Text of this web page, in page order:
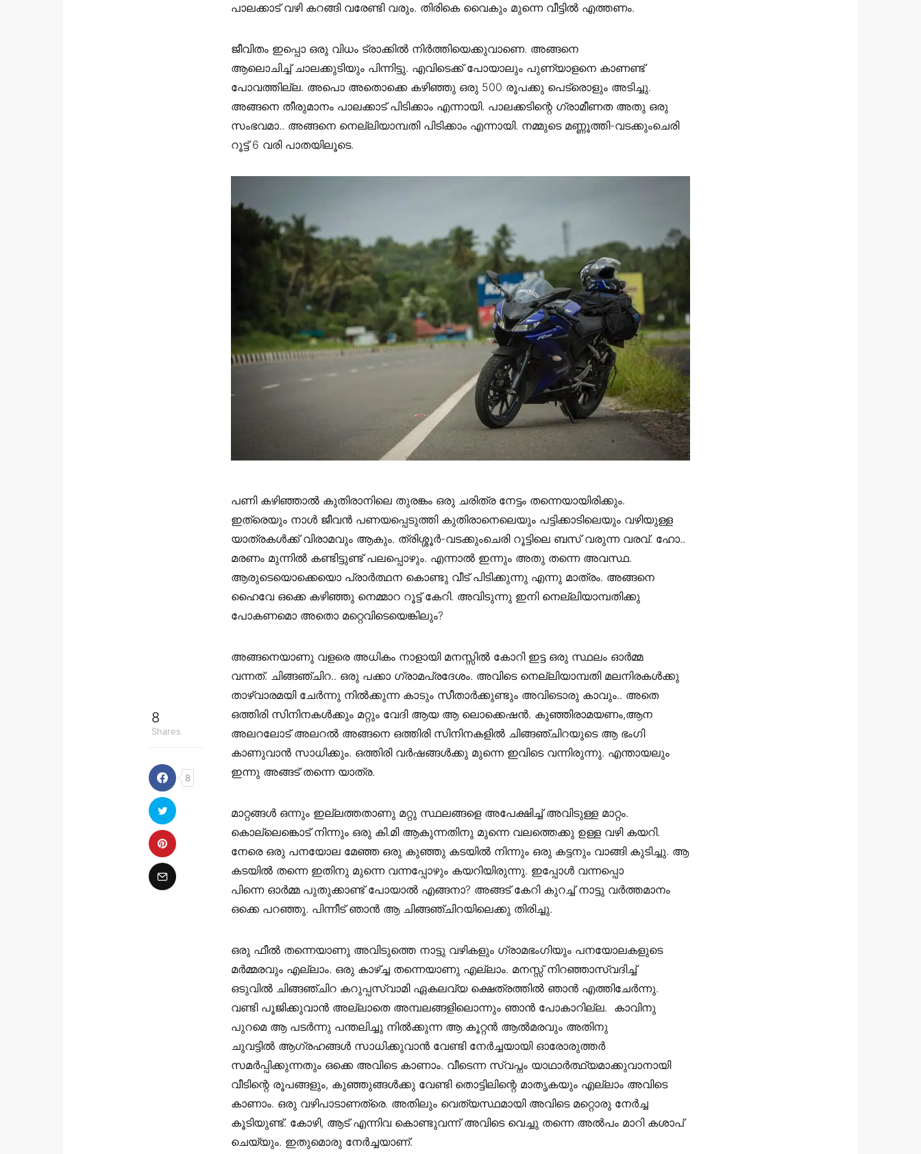
8
Shares
8
പാലക്കാട്‌ വഴി കറങ്ങി വരേണ്ടി വരും. തിരികെ വൈകും മുന്നെ വീട്ടിൽ എത്തണം.
ജീവിതം ഇപ്പൊ ഒരു വിധം ട്രാക്കിൽ നിർത്തിയെക്കുവാണെ. അങ്ങനെ
ആലൊചിച്ച് ചാലക്കുടിയും പിന്നിട്ടു. എവിടെക്ക്‌ പോയാലും പുണ്യാളനെ കാണണ്ട്‌
പോവത്തില്ല. അപൊ അതൊക്കെ കഴിഞ്ഞു ഒരു 500 രൂപക്കു പെട്രൊളും അടിച്ചു.
അങ്ങനെ തീരുമാനം പാലക്കാട്‌ പിടിക്കാം എന്നായി. പാലക്കടിന്റെ ഗ്രാമീണത അതു ഒരു
സംഭവമാ.. അങ്ങനെ നെല്ലിയാമ്പതി പിടിക്കാം എന്നായി. നമ്മുടെ മണ്ണൂത്തി-വടക്കുംചെരി
റൂട്ട്‌ 6 വരി പാതയിലൂടെ.
പണി കഴിഞ്ഞാൽ കുതിരാനിലെ തുരങ്കം ഒരു ചരിത്ര നേട്ടം തന്നെയായിരിക്കും.
ഇത്രെയും നാൾ ജീവൻ പണയപ്പെടുത്തി കുതിരാനെലെയും പട്ടിക്കാടിലെയും വഴിയുള്ള
യാത്രകൾക്ക്‌ വിരാമവും ആകും. ത്രിശ്ശൂർ-വടക്കുംചെരി റൂട്ടിലെ ബസ്‌ വരുന്ന വരവ്‌. ഹോ..
മരണം മുന്നിൽ കണ്ടിട്ടുണ്ട്‌ പലപ്പൊഴും. എന്നാൽ ഇന്നും അതു തന്നെ അവസ്ഥ.
ആരുടെയൊക്കെയൊ പ്രാർത്ഥന കൊണ്ടു വീട്‌ പിടിക്കുന്നു എന്നു മാത്രം. അങ്ങനെ
ഹൈവേ ഒക്കെ കഴിഞ്ഞു നെമ്മാറ റൂട്ട്‌ കേറി. അവിടുന്നു ഇനി നെല്ലിയാമ്പതിക്കു
പോകണമൊ അതൊ മറ്റെവിടെയെങ്കിലും?
അങ്ങനെയാണു വളരെ അധികം നാളായി മനസ്സിൽ കോറി ഇട്ട ഒരു സ്ഥലം ഓർമ്മ
വന്നത്. ചിങ്ങഞ്ചിറ.. ഒരു പക്കാ ഗ്രാമപ്രദേശം. അവിടെ നെല്ലിയാമ്പതി മലനിരകൾക്കു
താഴ്‌വാരമയി ചേർന്നു നിൽക്കുന്ന കാടും സീതാർക്കുണ്ടും അവിടൊരു കാവും.. അതെ
ഒത്തിരി സിനിനകൾക്കും മറ്റും വേദി ആയ ആ ലൊക്കെഷൻ. കുഞ്ഞിരാമയണം,ആന
അലറലോട്‌ അലറൽ അങ്ങനെ ഒത്തിരി സിനിനകളിൽ ചിങ്ങഞ്ചിറയുടെ ആ ഭംഗി
കാണുവാൻ സാധിക്കും. ഒത്തിരി വർഷങ്ങൾക്കു മുന്നെ ഇവിടെ വന്നിരുന്നു. എന്തായലും
ഇന്നു അങ്ങട്‌ തന്നെ യാത്ര.
മാറ്റങ്ങൾ ഒന്നും ഇല്ലത്തതാണു മറ്റു സ്ഥലങ്ങളെ അപേക്ഷിച്ച് അവിടുള്ള മാറ്റം.
കൊല്ലെങ്കൊട്‌ നിന്നും ഒരു കി.മി ആകുന്നതിനു മുന്നെ വലത്തെക്കു ഉള്ള വഴി കയറി.
നേരെ ഒരു പനയോല മേഞ്ഞ ഒരു കുഞ്ഞു കടയിൽ നിന്നും ഒരു കട്ടനും വാങ്ങി കുടിച്ചു. ആ
കടയിൽ തന്നെ ഇതിനു മുന്നെ വന്നപ്പോഴും കയറിയിരുന്നു. ഇപ്പോൾ വന്നപ്പൊ
പിന്നെ ഓർമ്മ പുതുക്കാണ്ട്‌ പോയാൽ എങ്ങനാ? അങ്ങട്‌ കേറി കുറച്ച്‌ നാട്ടു വർത്തമാനം
ഒക്കെ പറഞ്ഞു. പിന്നീട് ഞാൻ ആ ചിങ്ങഞ്ചിറയിലെക്കു തിരിച്ചു.
ഒരു ഫീൽ തന്നെയാണു അവിടുത്തെ നാട്ടു വഴികളും ഗ്രാമഭംഗിയും പനയോലകളുടെ
മർമ്മരവും എല്ലാം. ഒരു കാഴ്ച്ച തന്നെയാണു എല്ലാം. മനസ്സ്‌ നിറഞ്ഞാസ്വദിച്ച്‌
ഒടുവിൽ ചിങ്ങഞ്ചിറ കറുപ്പസ്വാമി ഏകലവ്യ ക്ഷെത്രത്തിൽ ഞാൻ എത്തിചേർന്നു.
വണ്ടി പൂജിക്കുവാൻ അല്ലാതെ അമ്പലങ്ങളിലൊന്നും ഞാൻ പോകാറില്ല. കാവിനു
പുറമെ ആ പടർന്നു പന്തലിച്ചു നിൽക്കുന്ന ആ കൂറ്റൻ ആൽമരവും അതിനു
ചുവട്ടിൽ ആഗ്രഹങ്ങൾ സാധിക്കുവാൻ വേണ്ടി നേർച്ചയായി ഓരോരുത്തർ
സമർപ്പിക്കുന്നതും ഒക്കെ അവിടെ കാണാം. വീടെന്ന സ്വപ്നം യാഥാർത്ഥ്യമാക്കുവാനായി
വീടിന്റെ രൂപങ്ങളും, കുഞ്ഞുങ്ങൾക്കു വേണ്ടി തൊട്ടിലിന്റെ മാതൃകയും എല്ലാം അവിടെ
കാണാം. ഒരു വഴിപാടാണത്രെ. അതിലും വെത്യസ്ഥമായി അവിടെ മറ്റൊരു നേർച്ച
കൂടിയുണ്ട്. കോഴി, ആട്‌ എന്നിവ കൊണ്ടുവന്ന് അവിടെ വെച്ചു തന്നെ അൽപം മാറി കശാപ്‌
ചെയ്യും. ഇതുമൊരു നേർച്ചയാണ്.